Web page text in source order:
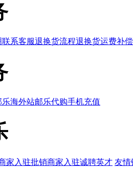
联系客服退换货流程退换货运费补
乐海外站邮乐代购手机充值
家入驻批销商家入驻诚聘英才 友情